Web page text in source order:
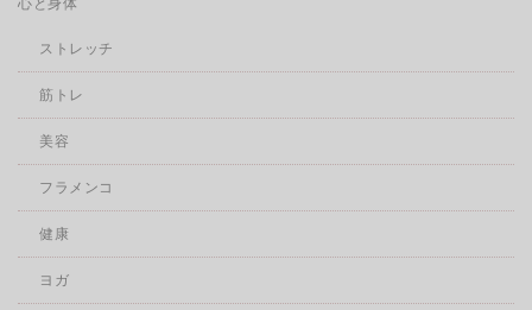
心と身体
ストレッチ
筋トレ
美容
フラメンコ
健康
ヨガ